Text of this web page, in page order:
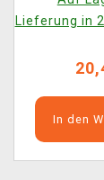
Lieferung in
In den